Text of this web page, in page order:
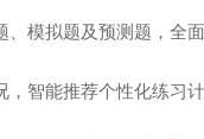
模拟题及预测题，全
智能推荐个性化练习